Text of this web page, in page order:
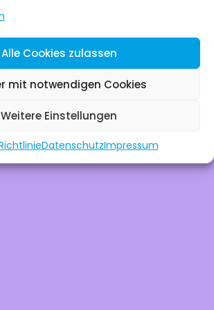
Alle Cookies zulassen
mit notwendigen Cookies
Weitere Einstellungen
DatenschutzImpressum
an
bald
vorbei!